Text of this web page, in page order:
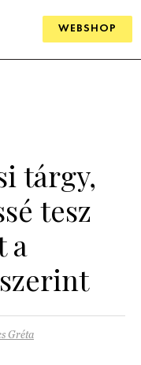
WEBSHOP
tárgy,
tesz
a
Gréta